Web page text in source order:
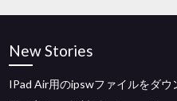
New Stories
IPad Air用のipswファイルをダウ